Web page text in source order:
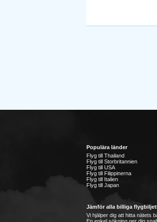
Populära länder
Flyg till Thailand
Flyg till Storbritannien
Flyg till USA
Flyg till Filippinerna
Flyg till Italien
Flyg till Japan
Jämför alla billiga
Vi hjälper dig att hitta nätets